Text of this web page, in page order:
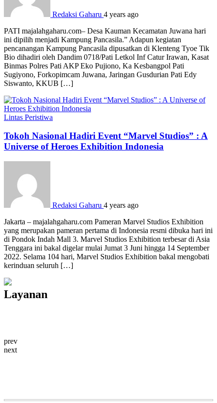
Redaksi Gaharu 4 years ago
PATI majalahgaharu.com– Desa Kauman Kecamatan Juwana hari
ini dipilih menjadi Kampung Pancasila.” Adapun kegiatan
pencanangan Kampung Pancasila dipusatkan di Klenteng Tyoe Tik
Bio dihadiri oleh Dandim 0718/Pati Letkol Inf Catur Irawan, Kasat
Binmas Polres Pati AKP Eko Pujiono, Ka Kesbangpol Pati
Sugiyono, Forkopimcam Juwana, Jaringan Gusdurian Pati Edy
Siswanto, KKUB […]
Lintas Peristiwa
Tokoh Nasional Hadiri Event “Marvel Studios” : A
Universe of Heroes Exhibition Indonesia
Redaksi Gaharu 4 years ago
Jakarta – majalahgaharu.com Pameran Marvel Studios Exhibition
yang merupakan pameran pertama di Indonesia resmi dibuka hari ini
di Pondok Indah Mall 3. Marvel Studios Exhibition terbesar di Asia
Tenggara ini bakal digelar mulai Jumat 3 Juni hingga 14 September
2022. Selama 104 hari, Marvel Studios Exhibition bakal mengobati
kerinduan seluruh […]
Layanan
prev
next